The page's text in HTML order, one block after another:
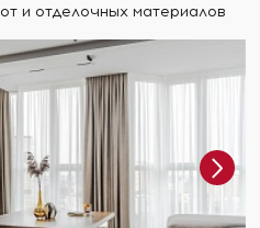
и отделочных материалов